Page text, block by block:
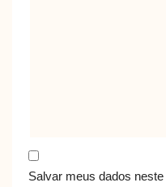
Salvar meus dados